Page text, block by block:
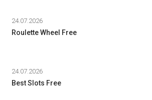
24.07.2026
Roulette Wheel Free
24.07.2026
Best Slots Free